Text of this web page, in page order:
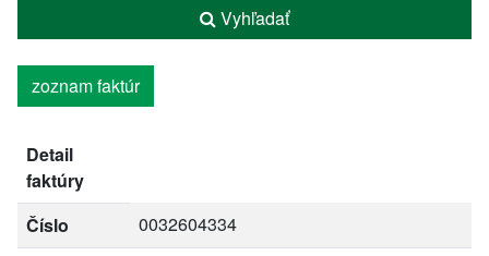
Vyhľadať
zoznam faktúr
Detail
faktúry
Číslo
0032604334